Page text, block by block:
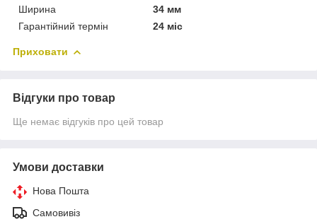
Ширина
34 мм
Гарантійний термін
24 міс
Приховати
Відгуки про товар
Ще немає відгуків про цей товар
Умови доставки
Нова Пошта
Самовивіз